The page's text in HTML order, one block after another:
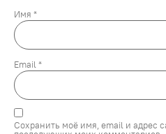
Имя *
Email*
Сохранить моё имя, email и адрес